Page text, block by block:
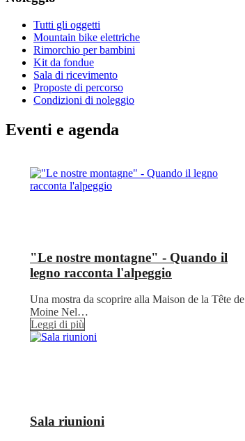
Tutti gli oggetti
Mountain bike elettriche
Rimorchio per bambini
Kit da fondue
Sala di ricevimento
Proposte di percorso
Condizioni di noleggio
Eventi e agenda
"Le nostre montagne" - Quando il
legno racconta l'alpeggio
Una mostra da scoprire alla Maison de la Tête de
Moine Nel…
Leggi di più
Sala riunioni